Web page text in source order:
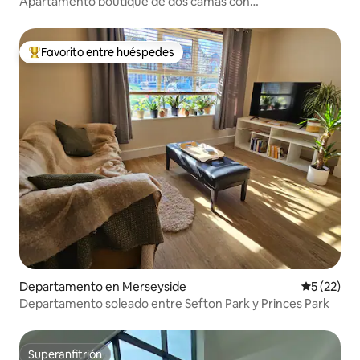
De los mejores en Favorito entre huéspedes
Favorito entre huéspedes
Departamento en Merseyside
5 (22)
Departamento soleado entre Sefton Park y Princes Park
Superanfitrión